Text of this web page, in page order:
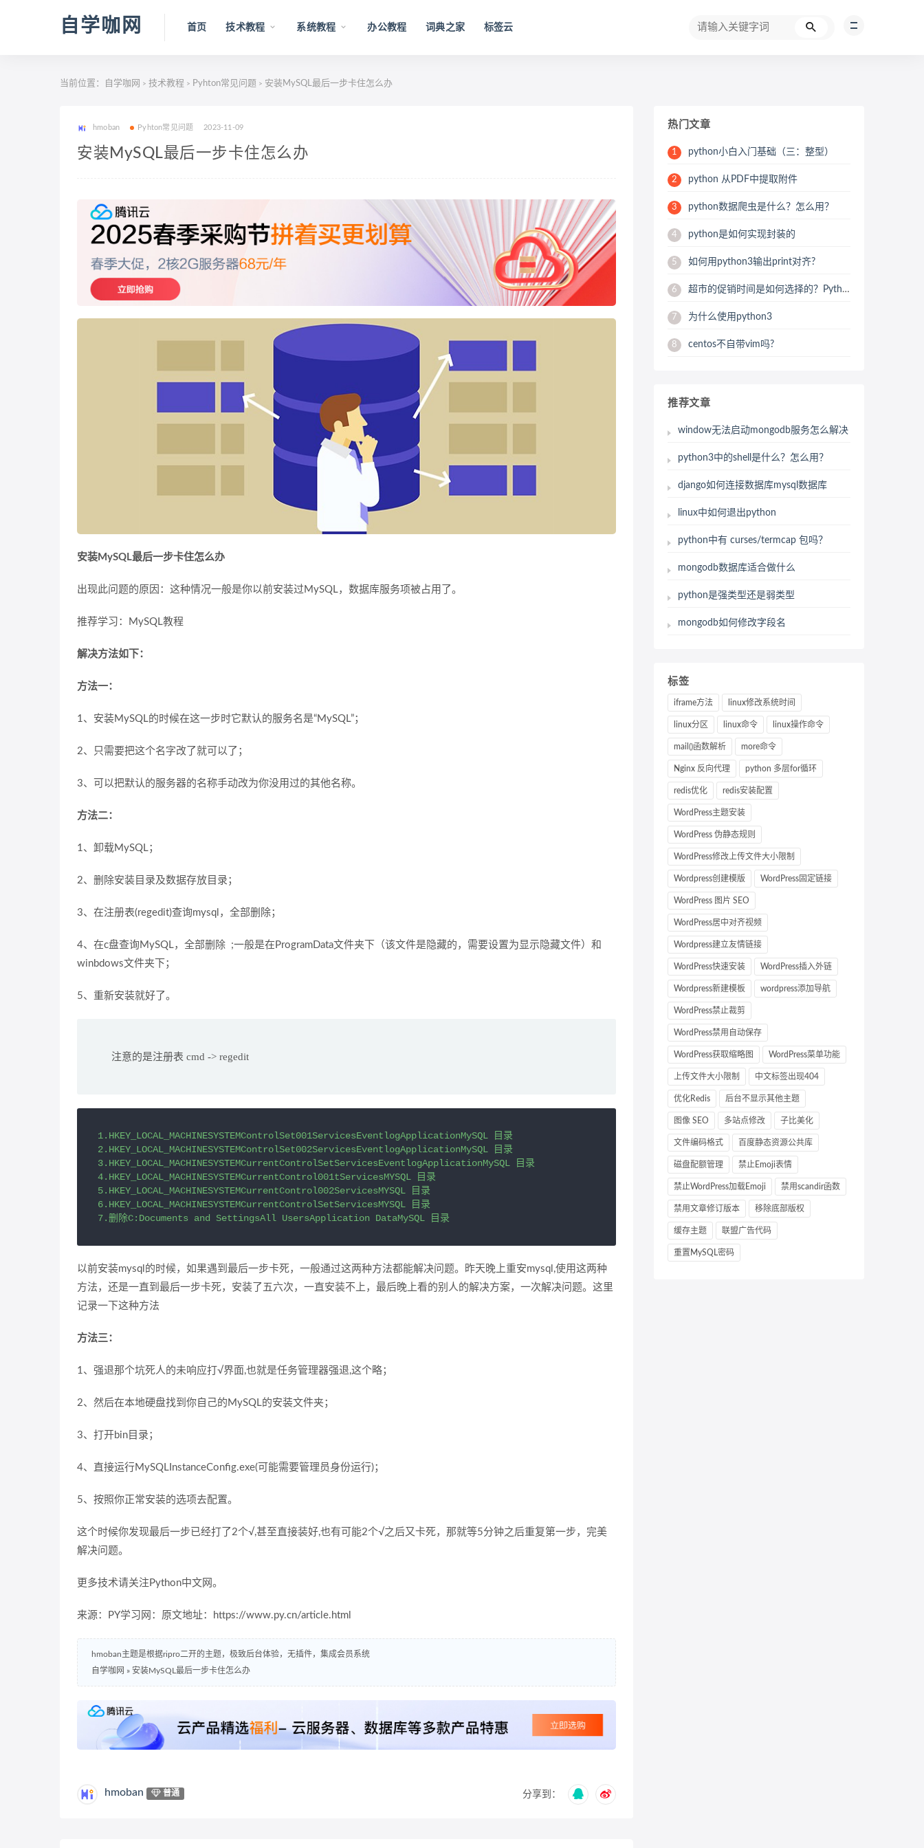
自学咖网 首页 技术教程 系统教程 办公教程 词典之家 标签云
当前位置： 自学咖网 > 技术教程 > Pyhton常见问题 > 安装MySQL最后一步卡住怎么办
hmoban Pyhton常见问题 2023-11-09
安装MySQL最后一步卡住怎么办
安装MySQL最后一步卡住怎么办
出现此问题的原因：这种情况一般是你以前安装过MySQL，数据库服务项被占用了。
推荐学习：MySQL教程
解决方法如下：
方法一：
1、安装MySQL的时候在这一步时它默认的服务名是“MySQL”；
2、只需要把这个名字改了就可以了；
3、可以把默认的服务器的名称手动改为你没用过的其他名称。
方法二：
1、卸载MySQL；
2、删除安装目录及数据存放目录；
3、在注册表(regedit)查询mysql，全部删除；
4、在c盘查询MySQL，全部删除 ;一般是在ProgramData文件夹下（该文件是隐藏的，需要设置为显示隐藏文件）和
winbdows文件夹下；
5、重新安装就好了。
注意的是注册表 cmd -> regedit
1.HKEY_LOCAL_MACHINESYSTEMControlSet001ServicesEventlogApplicationMySQL 目录
2.HKEY_LOCAL_MACHINESYSTEMControlSet002ServicesEventlogApplicationMySQL 目录
3.HKEY_LOCAL_MACHINESYSTEMCurrentControlSetServicesEventlogApplicationMySQL 目录
4.HKEY_LOCAL_MACHINESYSTEMCurrentControl001tServicesMYSQL 目录
5.HKEY_LOCAL_MACHINESYSTEMCurrentControl002ServicesMYSQL 目录
6.HKEY_LOCAL_MACHINESYSTEMCurrentControlSetServicesMYSQL 目录
7.删除C:Documents and SettingsAll UsersApplication DataMySQL 目录
以前安装mysql的时候，如果遇到最后一步卡死，一般通过这两种方法都能解决问题。昨天晚上重安mysql,使用这两种
方法，还是一直到最后一步卡死，安装了五六次，一直安装不上，最后晚上看的别人的解决方案，一次解决问题。这里
记录一下这种方法
方法三：
1、强退那个坑死人的未响应打√界面,也就是任务管理器强退,这个略；
2、然后在本地硬盘找到你自己的MySQL的安装文件夹；
3、打开bin目录；
4、直接运行MySQLInstanceConfig.exe(可能需要管理员身份运行)；
5、按照你正常安装的选项去配置。
这个时候你发现最后一步已经打了2个√,甚至直接装好,也有可能2个√之后又卡死，那就等5分钟之后重复第一步，完美
解决问题。
更多技术请关注Python中文网。
来源：PY学习网：原文地址：https://www.py.cn/article.html
hmoban主题是根据ripro二开的主题，极致后台体验，无插件，集成会员系统
自学咖网 » 安装MySQL最后一步卡住怎么办
hmoban 普通 分享到：
热门文章
1 python小白入门基础（三：整型）
2 python 从PDF中提取附件
3 python数据爬虫是什么？怎么用？
4 python是如何实现封装的
5 如何用python3输出print对齐?
6 超市的促销时间是如何选择的？Python用数据来帮你分析
7 为什么使用python3
8 centos不自带vim吗?
推荐文章
window无法启动mongodb服务怎么解决
python3中的shell是什么？怎么用？
django如何连接数据库mysql数据库
linux中如何退出python
python中有 curses/termcap 包吗？
mongodb数据库适合做什么
python是强类型还是弱类型
mongodb如何修改字段名
标签
iframe方法 linux修改系统时间
linux分区 linux命令 linux操作命令
mail()函数解析 more命令
Nginx 反向代理 python 多层for循环
redis优化 redis安装配置
WordPress主题安装
WordPress 伪静态规则
WordPress修改上传文件大小限制
Wordpress创建模版 WordPress固定链接
WordPress 图片 SEO
WordPress居中对齐视频
Wordpress建立友情链接
WordPress快速安装 WordPress插入外链
Wordpress新建模板 wordpress添加导航
WordPress禁止裁剪
WordPress禁用自动保存
WordPress获取缩略图 WordPress菜单功能
上传文件大小限制 中文标签出现404
优化Redis 后台不显示其他主题
图像 SEO 多站点修改 子比美化
文件编码格式 百度静态资源公共库
磁盘配额管理 禁止Emoji表情
禁止WordPress加载Emoji 禁用scandir函数
禁用文章修订版本 移除底部版权
缓存主题 联盟广告代码
重置MySQL密码